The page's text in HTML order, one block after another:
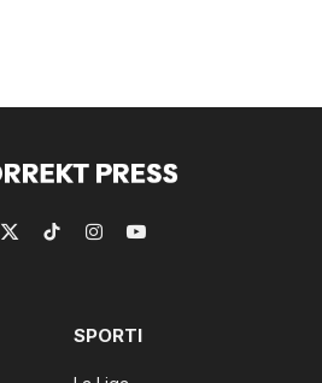
X
TikTokInstagramYouTube
SPORTI